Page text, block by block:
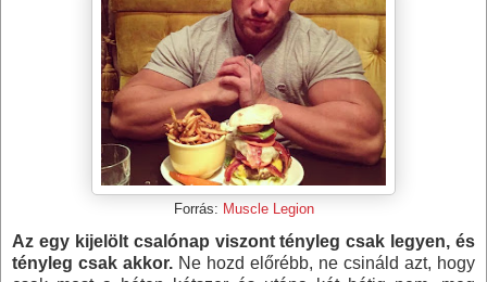
Forrás: Muscle Legion
Az egy kijelölt csalónap viszont tényleg csak legyen, és
tényleg csak akkor. Ne hozd előrébb, ne csináld azt, hogy